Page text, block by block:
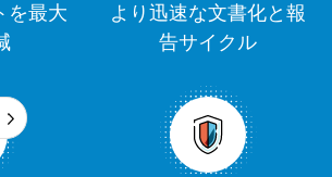
を最大
より迅速な文書化と報
告サイクル